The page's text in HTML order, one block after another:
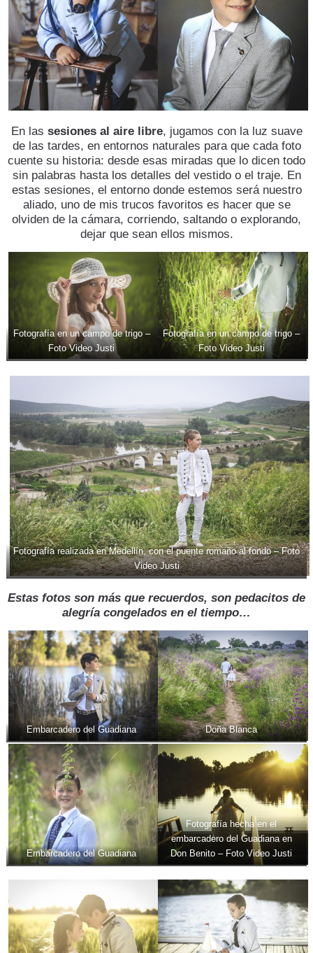
En las sesiones al aire libre, jugamos con la luz suave
de las tardes, en entornos naturales para que cada foto
cuente su historia: desde esas miradas que lo dicen todo
sin palabras hasta los detalles del vestido o el traje. En
estas sesiones, el entorno donde estemos será nuestro
aliado, uno de mis trucos favoritos es hacer que se
olviden de la cámara, corriendo, saltando o explorando,
dejar que sean ellos mismos.
Fotografía en un campo de trigo –
Foto Video Justi
Fotografía en un campo de trigo –
Foto Video Justi
Fotografía realizada en Medellín, con el puente romano al fondo – Foto
Video Justi
Estas fotos son más que recuerdos, son pedacitos de
alegría congelados en el tiempo…
Embarcadero del Guadiana Doña Blanca
Embarcadero del Guadiana
Fotografía hecha en el
embarcadero del Guadiana en
Don Benito – Foto Video Justi